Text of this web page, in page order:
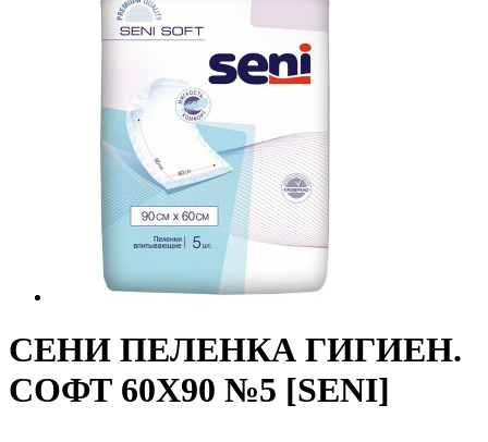
СЕНИ ПЕЛЕНКА ГИГИЕН.
СОФТ 60X90 №5 [SENI]